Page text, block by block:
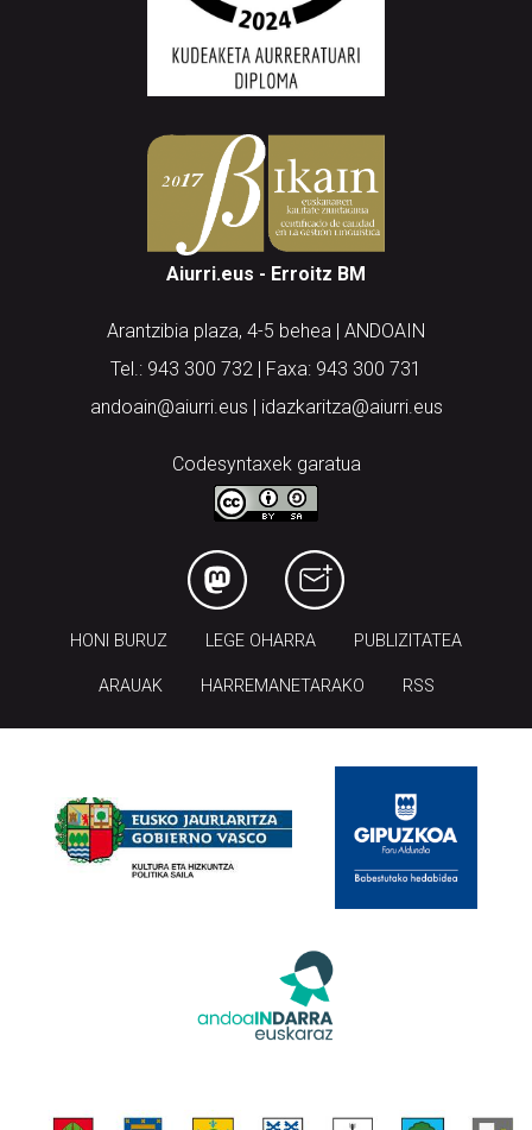
Aiurri.eus - Erroitz BM
Arantzibia plaza, 4-5 behea | ANDOAIN
Tel.: 943 300 732 | Faxa: 943 300 731
andoain@aiurri.eus | idazkaritza@aiurri.eus
Codesyntaxek garatua
HONI BURUZ LEGE OHARRA PUBLIZITATEA
ARAUAK HARREMANETARAKO RSS